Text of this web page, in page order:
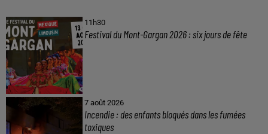
11h30
Festival du Mont-Gargan 2026 : six jours de fête
7 août 2026
Incendie : des enfants bloqués dans les fumées
toxiques